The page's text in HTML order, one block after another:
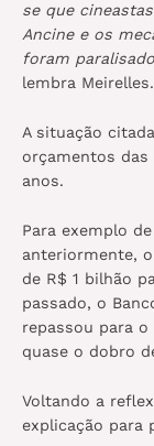
se que
Ancine e os
foram
lembra Meirelles.
A situação
orçamentos
anos.
Para exemplo
anteriormente,
de R$ 1 bilhão
passado, o
repassou para o
quase o dobro
Voltando a
explicação para